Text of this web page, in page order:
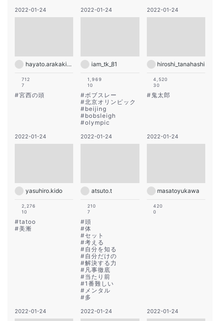
2022-01-24
hayato.arakaki28
712
7
#宮西の頭
2022-01-24
iam_tk_81
1,969
10
#ボブスレー
#北京オリンピック
#beijing
#bobsleigh
#olympic
2022-01-24
hiroshi_tanahashi
4,520
30
# 鬼太郎
2022-01-24
yasuhiro.kido
2,276
10
#tatoo
#美漸
2022-01-24
atsuto.t
210
7
#頭
#体
#セット
#考える
#自分を知る
#自分だけの
#解決する力
# 凡事徹底
#当たり前
#1番難しい
# メンタル
#多
2022-01-24
masatoyukawa
420
0
2022-01-24 2022-01-24 2022-01-24